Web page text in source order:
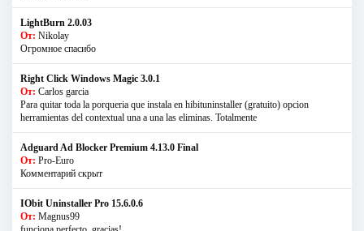
LightBurn 2.0.03
От: Nikolay
Огромное спасибо
Right Click Windows Magic 3.0.1
От: Carlos garcia
Para quitar toda la porqueria que instala en hibituninstaller (gratuito) opcion
herramientas del contextual una a una las eliminas. Totalmente
Adguard Ad Blocker Premium 4.13.0 Final
От: Pro-Euro
Комментарий скрыт
IObit Uninstaller Pro 15.6.0.6
От: Magnus99